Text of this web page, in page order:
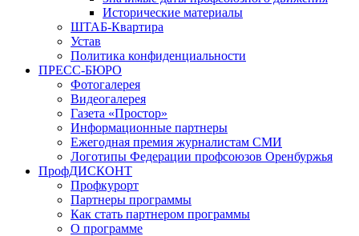
Исторические материалы
ШТАБ-Квартира
Устав
Политика конфиденциальности
ПРЕСС-БЮРО
Фотогалерея
Видеогалерея
Газета «Простор»
Информационные партнеры
Ежегодная премия журналистам СМИ
Логотипы Федерации профсоюзов Оренбуржья
ПрофДИСКОНТ
Профкурорт
Партнеры программы
Как стать партнером программы
О программе